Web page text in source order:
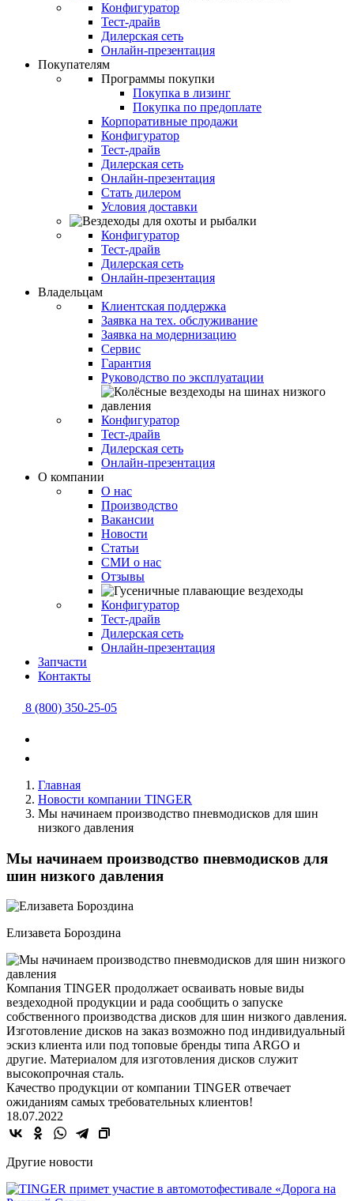
Конфигуратор
Тест-драйв
Дилерская сеть
Онлайн-презентация
Покупателям
Программы покупки
Покупка в лизинг
Покупка по предоплате
Корпоративные продажи
Конфигуратор
Тест-драйв
Дилерская сеть
Онлайн-презентация
Стать дилером
Условия доставки
Конфигуратор
Тест-драйв
Дилерская сеть
Онлайн-презентация
Владельцам
Клиентская поддержка
Заявка на тех. обслуживание
Заявка на модернизацию
Сервис
Гарантия
Руководство по эксплуатации
Конфигуратор
Тест-драйв
Дилерская сеть
Онлайн-презентация
О компании
О нас
Производство
Вакансии
Новости
Статьи
СМИ о нас
Отзывы
Конфигуратор
Тест-драйв
Дилерская сеть
Онлайн-презентация
Запчасти
Контакты
8 (800) 350-25-05
Главная
Новости компании TINGER
Мы начинаем производство пневмодисков для шин
низкого давления
Мы начинаем производство пневмодисков для
шин низкого давления
Елизавета Бороздина
Компания TINGER продолжает осваивать новые виды
вездеходной продукции и рада сообщить о запуске
собственного производства дисков для шин низкого давления.
Изготовление дисков на заказ возможно под индивидуальный
эскиз клиента или под топовые бренды типа ARGO и
другие. Материалом для изготовления дисков служит
высокопрочная сталь.
Качество продукции от компании TINGER отвечает
ожиданиям самых требовательных клиентов!
18.07.2022
Другие новости